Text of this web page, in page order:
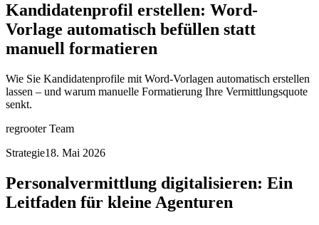
Kandidatenprofil erstellen: Word-
Vorlage automatisch befüllen statt
manuell formatieren
Wie Sie Kandidatenprofile mit Word-Vorlagen automatisch erstellen
lassen – und warum manuelle Formatierung Ihre Vermittlungsquote
senkt.
regrooter Team
Strategie18. Mai 2026
Personalvermittlung digitalisieren: Ein
Leitfaden für kleine Agenturen